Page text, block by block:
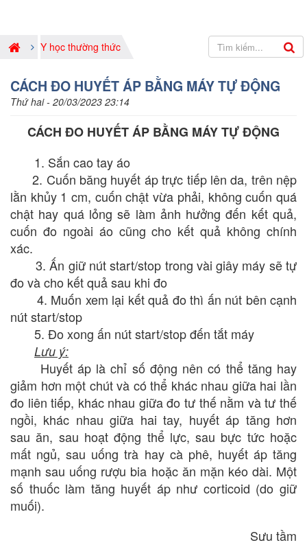
Y học thường thức
CÁCH ĐO HUYẾT ÁP BẰNG MÁY TỰ ĐỘNG
Thứ hai - 20/03/2023 23:14
CÁCH ĐO HUYẾT ÁP BẰNG MÁY TỰ ĐỘNG
1. Sắn cao tay áo
2. Cuốn băng huyết áp trực tiếp lên da, trên nệp
lằn khủy 1 cm, cuốn chật vừa phải, không cuốn quá
chật hay quá lỏng sẽ làm ảnh hưởng đến kết quả,
cuốn đo ngoài áo cũng cho kết quả không chính
xác.
3. Ấn giữ nút start/stop trong vài giây máy sẽ tự
đo và cho kết quả sau khi đo
4. Muốn xem lại kết quả đo thì ấn nút bên cạnh
nút start/stop
5. Đo xong ấn nút start/stop đến tắt máy
Lưu ý:
Huyết áp là chỉ số động nên có thể tăng hay
giảm hơn một chút và có thể khác nhau giữa hai lần
đo liên tiếp, khác nhau giữa đo tư thế nằm và tư thế
ngồi, khác nhau giữa hai tay, huyết áp tăng hơn
sau ăn, sau hoạt động thể lực, sau bực tức hoặc
mất ngủ, sau uống trà hay cà phê, huyết áp tăng
mạnh sau uống rượu bia hoặc ăn mặn kéo dài. Một
số thuốc làm tăng huyết áp như corticoid (do giữ
muối).
Sưu tầm